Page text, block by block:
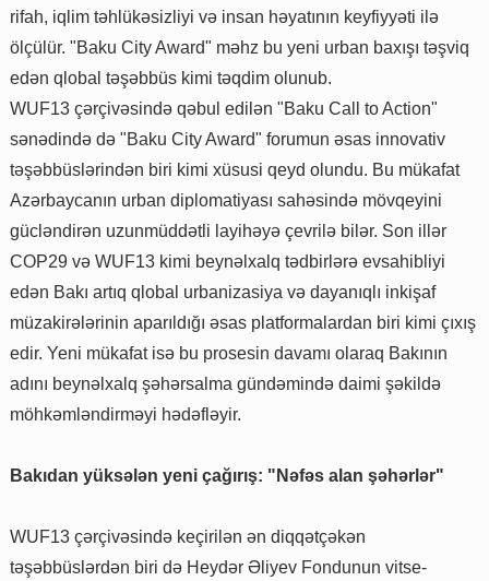
rifah, iqlim təhlükəsizliyi və insan həyatının keyfiyyəti ilə
ölçülür. "Baku City Award" məhz bu yeni urban baxışı təşviq
edən qlobal təşəbbüs kimi təqdim olunub.
WUF13 çərçivəsində qəbul edilən "Baku Call to Action"
sənədində də "Baku City Award" forumun əsas innovativ
təşəbbüslərindən biri kimi xüsusi qeyd olundu. Bu mükafat
Azərbaycanın urban diplomatiyası sahəsində mövqeyini
gücləndirən uzunmüddətli layihəyə çevrilə bilər. Son illər
COP29 və WUF13 kimi beynəlxalq tədbirlərə evsahibliyi
edən Bakı artıq qlobal urbanizasiya və dayanıqlı inkişaf
müzakirələrinin aparıldığı əsas platformalardan biri kimi çıxış
edir. Yeni mükafat isə bu prosesin davamı olaraq Bakının
adını beynəlxalq şəhərsalma gündəmində daimi şəkildə
möhkəmləndirməyi hədəfləyir.
Bakıdan yüksələn yeni çağırış: "Nəfəs alan şəhərlər"
WUF13 çərçivəsində keçirilən ən diqqətçəkən
təşəbbüslərdən biri də Heydər Əliyev Fondunun vitse-